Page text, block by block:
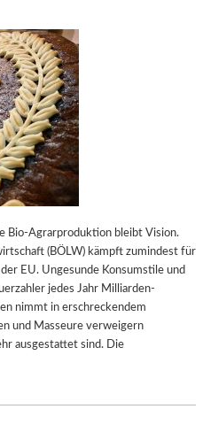
Bio-Agrarproduktion bleibt Vision.
(BÖLW) kämpft zumindest für
EU. Ungesunde Konsumstile und
jedes Jahr Milliarden-
nimmt in erschreckendem
und Masseure verweigern
ausgestattet sind. Die